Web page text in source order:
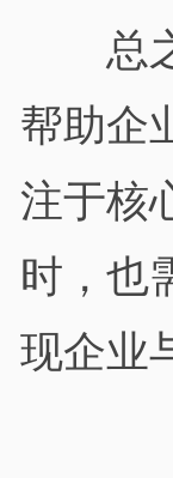
总之
帮助企
注于核
时，也
现企业